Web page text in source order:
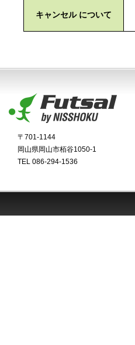
キャンセル について
〒701-1144
岡山県岡山市栢谷1050-1
TEL 086-294-1536